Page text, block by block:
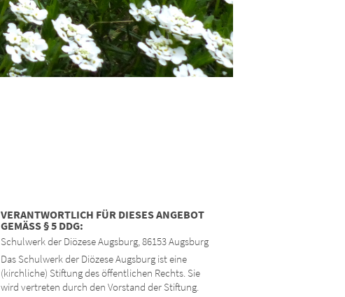
VERANTWORTLICH FÜR DIESES ANGEBOT
GEMÄSS § 5 DDG:
Schulwerk der Diözese Augsburg, 86153 Augsburg
Das Schulwerk der Diözese Augsburg ist eine
(kirchliche) Stiftung des öffentlichen Rechts. Sie
wird vertreten durch den Vorstand der Stiftung.